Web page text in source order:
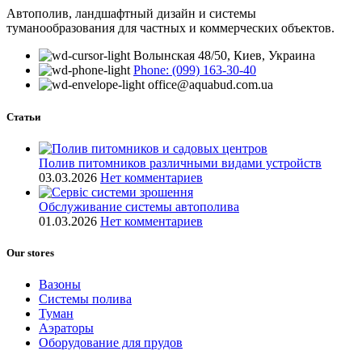
Автополив, ландшафтный дизайн и системы
туманообразования для частных и коммерческих объектов.
Волынская 48/50, Киев, Украина
Phone: (099) 163-30-40
office@aquabud.com.ua
Статьи
Полив питомников различными видами устройств
03.03.2026 Нет комментариев
Обслуживание системы автополива
01.03.2026 Нет комментариев
Our stores
Вазоны
Системы полива
Туман
Аэраторы
Оборудование для прудов